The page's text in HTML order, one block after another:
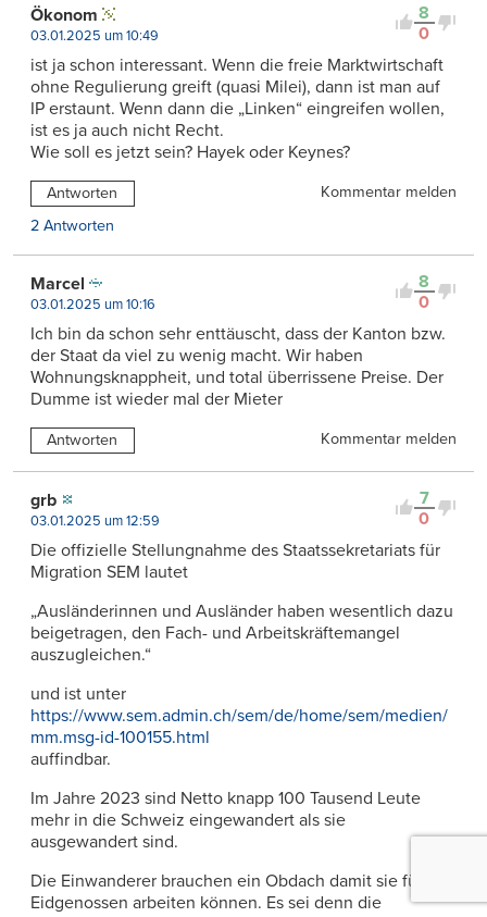
8
0
Ökonom
03.01.2025 um 10:49
ist ja schon interessant. Wenn die freie Marktwirtschaft
ohne Regulierung greift (quasi Milei), dann ist man auf
IP erstaunt. Wenn dann die „Linken“ eingreifen wollen,
ist es ja auch nicht Recht.
Wie soll es jetzt sein? Hayek oder Keynes?
Antworten
Kommentar melden
2 Antworten
8
0
Marcel
03.01.2025 um 10:16
Ich bin da schon sehr enttäuscht, dass der Kanton bzw.
der Staat da viel zu wenig macht. Wir haben
Wohnungsknappheit, und total überrissene Preise. Der
Dumme ist wieder mal der Mieter
Antworten Kommentar melden
7
0
grb
03.01.2025 um 12:59
Die offizielle Stellungnahme des Staatssekretariats für
Migration SEM lautet
„Ausländerinnen und Ausländer haben wesentlich dazu
beigetragen, den Fach- und Arbeitskräftemangel
auszugleichen.“
und ist unter
https://www.sem.admin.ch/sem/de/home/sem/medien/
mm.msg-id-100155.html
auffindbar.
Im Jahre 2023 sind Netto knapp 100 Tausend Leute
mehr in die Schweiz eingewandert als sie
ausgewandert sind.
Die Einwanderer brauchen ein Obdach damit sie für die
Eidgenossen arbeiten können. Es sei denn die